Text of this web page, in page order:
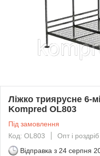
Ліжко триярусне 6-
Kompred OL803
Під замовлення
Код: OL803
Опт і роздріб
Відправка з 24 серпня